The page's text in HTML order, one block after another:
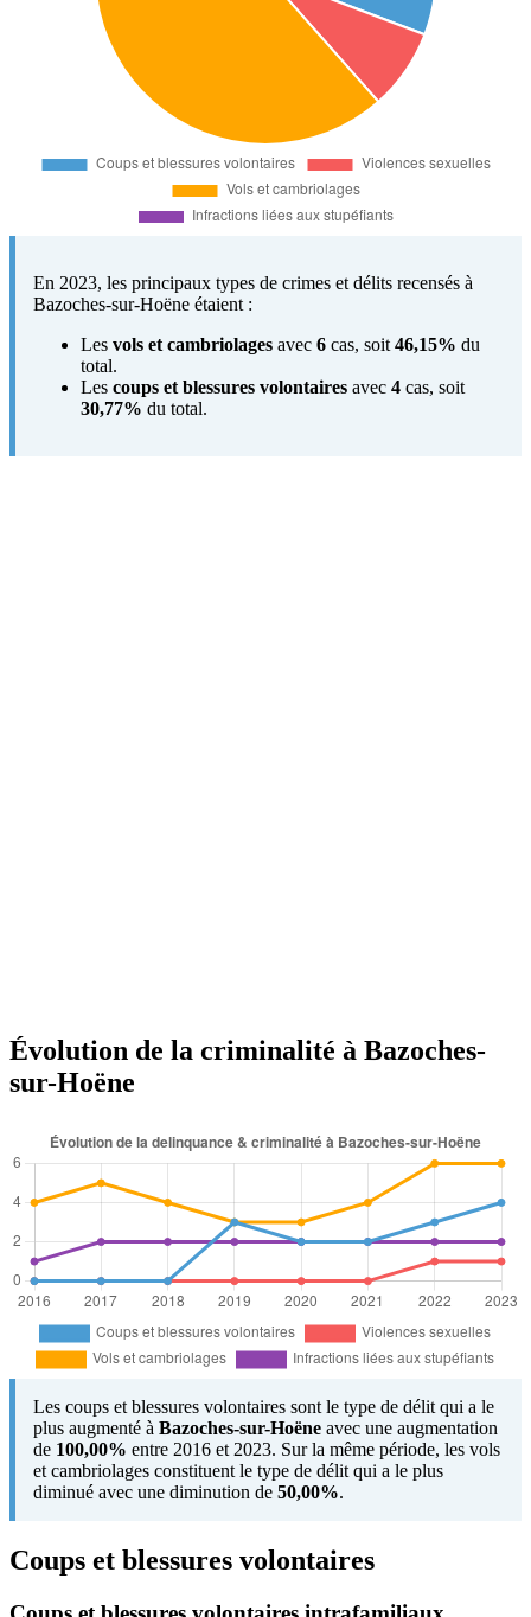
En 2023, les principaux types de crimes et délits recensés à
Bazoches-sur-Hoëne étaient :
Les vols et cambriolages avec 6 cas, soit 46,15% du
total.
Les coups et blessures volontaires avec 4 cas, soit
30,77% du total.
Évolution de la criminalité à Bazoches-
sur-Hoëne
Les coups et blessures volontaires sont le type de délit qui a le
plus augmenté à Bazoches-sur-Hoëne avec une augmentation
de 100,00% entre 2016 et 2023. Sur la même période, les vols
et cambriolages constituent le type de délit qui a le plus
diminué avec une diminution de 50,00%.
Coups et blessures volontaires